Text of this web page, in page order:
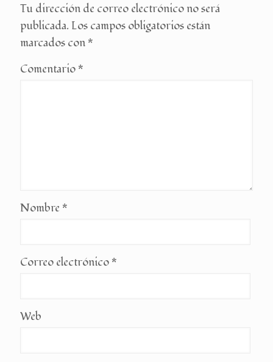
Tu dirección de correo electrónico no será
publicada. Los campos obligatorios están
marcados con *
Comentario *
Nombre *
Correo electrónico *
Web